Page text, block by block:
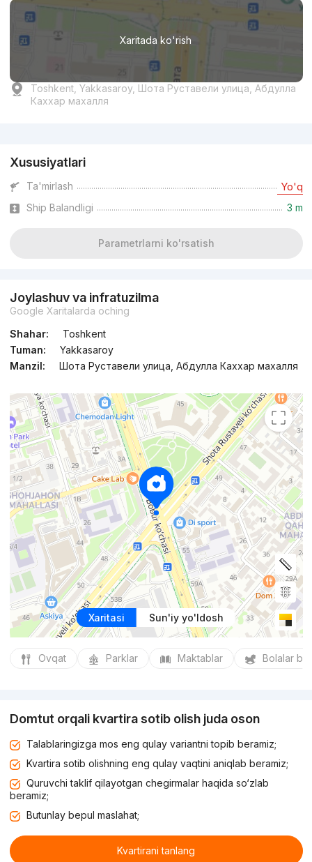
Xaritada ko'rish
Toshkent, Yakkasaroy, Шота Руставели улица, Абдулла
Каххар махалля
Xususiyatlari
Ta'mirlash Yo'q
Ship Balandligi 3 m
Parametrlarni ko'rsatish
Joylashuv va infratuzilma
Google Xaritalarda oching
Shahar:
Toshkent
Tuman:
Yakkasaroy
Manzil:
Шота Руставели улица, Абдулла Каххар махалля
Xaritasi Sun'iy yo'ldosh
Ovqat Parklar Maktablar Bolalar
Domtut orqali kvartira sotib olish juda oson
Talablaringizga mos eng qulay variantni topib beramiz;
Kvartira sotib olishning eng qulay vaqtini aniqlab beramiz;
Quruvchi taklif qilayotgan chegirmalar haqida so‘zlab
beramiz;
Butunlay bepul maslahat;
Kvartirani tanlang